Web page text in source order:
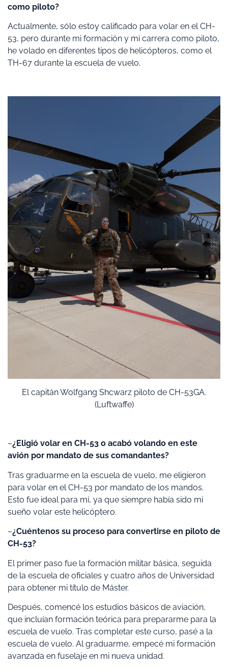
como piloto?
Actualmente, sólo estoy calificado para volar en el CH-
53, pero durante mi formación y mi carrera como piloto,
he volado en diferentes tipos de helicópteros, como el
TH-67 durante la escuela de vuelo.
El capitán Wolfgang Shcwarz piloto de CH-53GA.
(Luftwaffe)
–¿Eligió volar en CH-53 o acabó volando en este
avión por mandato de sus comandantes?
Tras graduarme en la escuela de vuelo, me eligieron
para volar en el CH-53 por mandato de los mandos.
Esto fue ideal para mí, ya que siempre había sido mi
sueño volar este helicóptero.
–¿Cuéntenos su proceso para convertirse en piloto de
CH-53?
El primer paso fue la formación militar básica, seguida
de la escuela de oficiales y cuatro años de Universidad
para obtener mi título de Máster.
Después, comencé los estudios básicos de aviación,
que incluían formación teórica para prepararme para la
escuela de vuelo. Tras completar este curso, pasé a la
escuela de vuelo. Al graduarme, empecé mi formación
avanzada en fuselaje en mi nueva unidad.